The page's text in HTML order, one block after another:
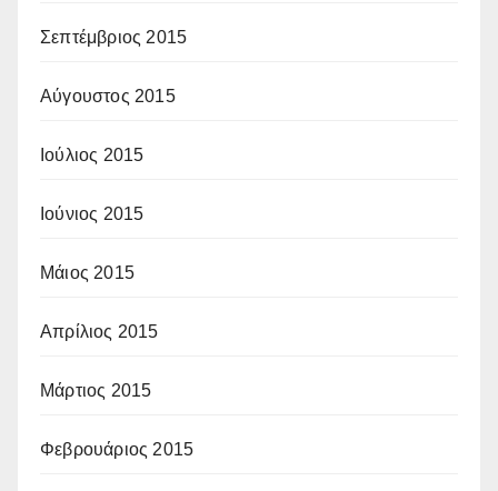
Σεπτέμβριος 2015
Αύγουστος 2015
Ιούλιος 2015
Ιούνιος 2015
Μάιος 2015
Απρίλιος 2015
Μάρτιος 2015
Φεβρουάριος 2015